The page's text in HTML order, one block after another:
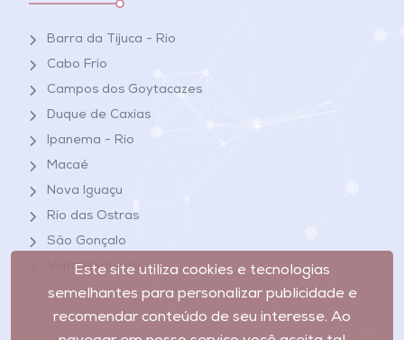
Barra da Tijuca - Rio
Cabo Frio
Campos dos Goytacazes
Duque de Caxias
Ipanema - Rio
Macaé
Nova Iguaçu
Rio das Ostras
São Gonçalo
Volta Redonda
Este site utiliza cookies e tecnologias
semelhantes para personalizar publicidade e
recomendar conteúdo de seu interesse. Ao